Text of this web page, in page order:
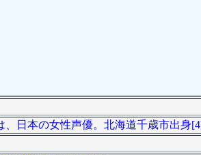
日本の女性声優。北海道千歳市出身